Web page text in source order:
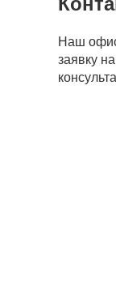
Наш
заявку